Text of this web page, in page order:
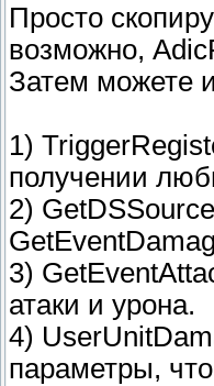
Просто
возможно,
Затем можете
1)
получении
2)
3)
атаки и урона.
4)
параметры,